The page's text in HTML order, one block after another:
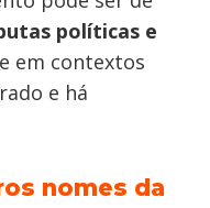
políticas e
em contextos
e há
nomes da